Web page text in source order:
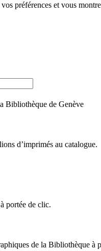
préférences et vous
Bibliothèque de Genève
d’imprimés au catalogue.
portée de clic.
de la Bibliothèque à